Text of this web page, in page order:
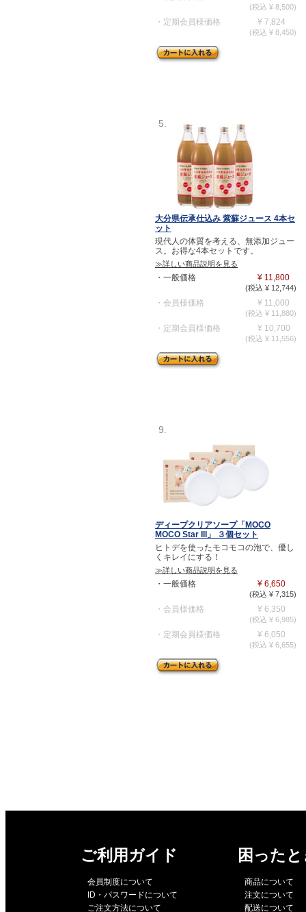
(税込 ¥ 8,500)
・定期会員様価格 ¥ 7,824
(税込 ¥ 8,450)
5.
大分県伝承仕込み 紫蘇ジュース 4本セ
ット
現代人の体質を考える、無添加ジュー
ス。お得な4本セットです。
≫詳しい商品説明を見る
・一般価格 ¥ 11,800
(税込 ¥ 12,744)
・会員様価格 ¥ 11,000
(税込 ¥ 11,880)
・定期会員様価格 ¥ 10,700
(税込 ¥ 11,556)
9.
ディープクリアソープ「MOCO
MOCO Star III」 ３個セット
ヒトデを使ったモコモコの泡で、優し
くキレイにする！
≫詳しい商品説明を見る
・一般価格 ¥ 6,650
(税込 ¥ 7,315)
・会員様価格 ¥ 6,350
(税込 ¥ 6,985)
・定期会員様価格 ¥ 6,050
(税込 ¥ 6,655)
ご利用ガイド
会員制度について
ID・パスワードについて
ご注文方法について
困った
商品について
注文について
配送について